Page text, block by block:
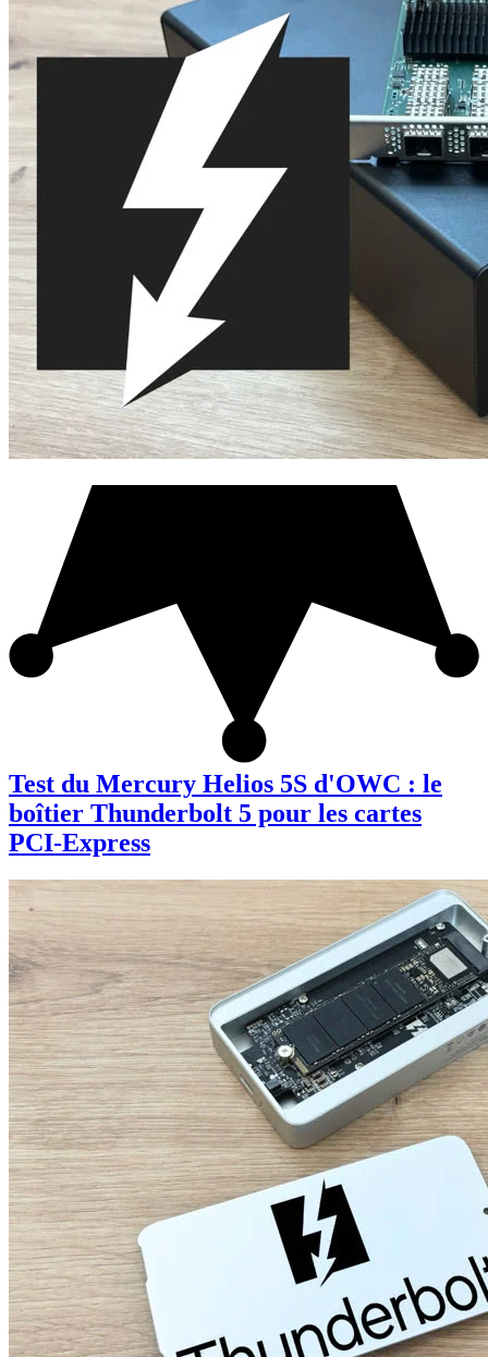
Test du Mercury Helios 5S d'OWC : le
boîtier Thunderbolt 5 pour les cartes
PCI-Express